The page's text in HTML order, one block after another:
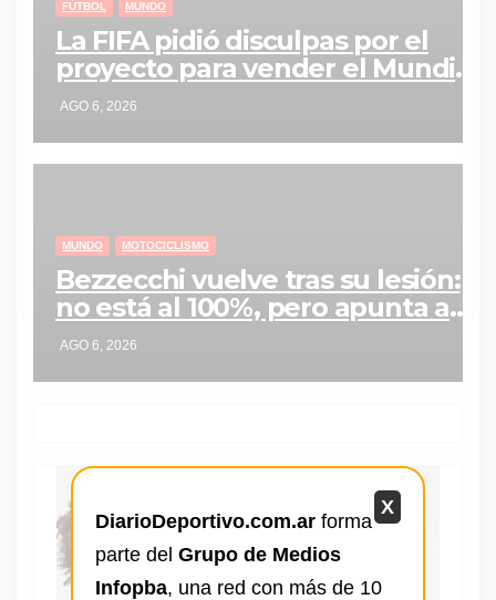
FÚTBOL MUNDO
La FIFA pidió disculpas por el
proyecto para vender el Mundial
y lanzó una dura advertencia
AGO 6, 2026
MUNDO MOTOCICLISMO
Bezzecchi vuelve tras su lesión:
no está al 100%, pero apunta a
meterse otra vez en la pelea por
el título
AGO 6, 2026
X
DiarioDeportivo.com.ar forma
parte del Grupo de Medios
Infopba, una red con más de 10